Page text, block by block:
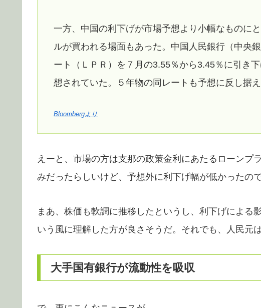
一方、中国の利下げが市場予想より小幅なものに
ルが買われる場面もあった。中国人民銀行（中央
ート（ＬＰＲ）を７月の3.55％から3.45％に引き
想されていた。５年物の同レートも予想に反し据
Bloombergより
えーと、市場の方は支那の政策金利にあたるローンプ
みだったらしいけど、予想外に利下げ幅が低かったの
まあ、株価も軟調に推移したというし、利下げによる
いう風に理解した方が良さそうだ。それでも、人民元
大手国有銀行が流動性を吸収